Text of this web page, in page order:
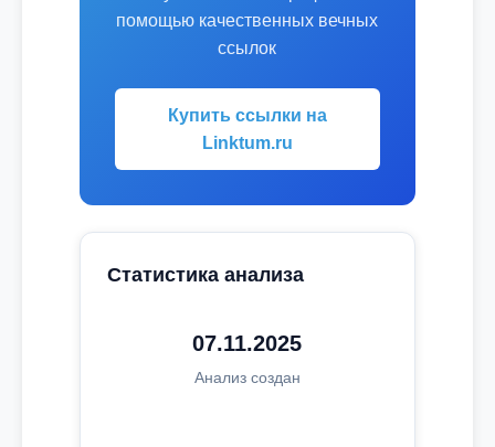
помощью качественных вечных
ссылок
Купить ссылки на
Linktum.ru
Статистика анализа
07.11.2025
Анализ создан